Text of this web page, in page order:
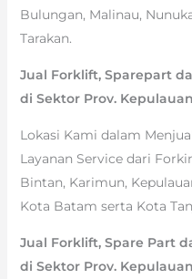
Bulungan, Malinau,
Tarakan.
Jual Forklift, Sparepart
di Sektor Prov.
Lokasi Kami dalam
Layanan Service dari
Bintan, Karimun,
Kota Batam serta Kota
Jual Forklift, Spare Part
di Sektor Prov.